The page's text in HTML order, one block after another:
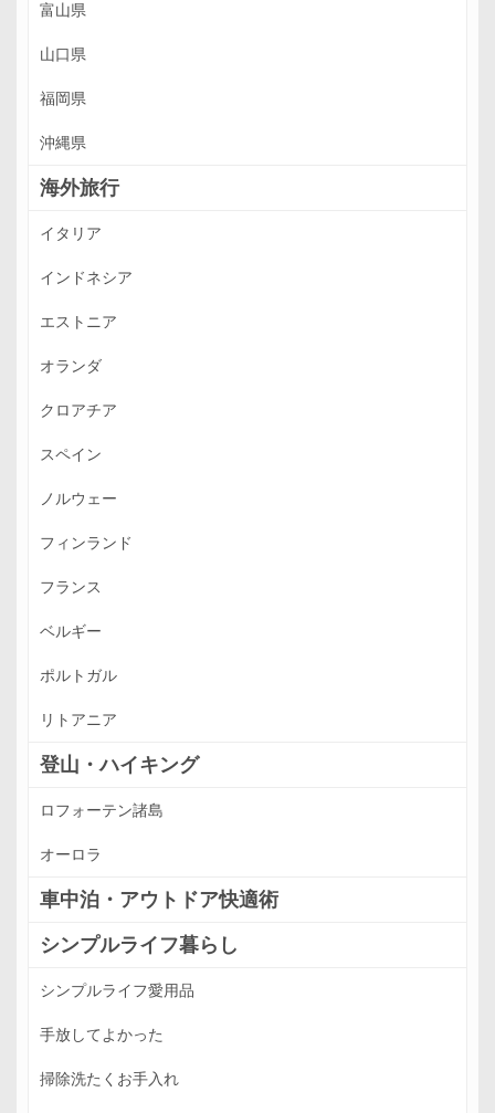
富山県
山口県
福岡県
沖縄県
海外旅行
イタリア
インドネシア
エストニア
オランダ
クロアチア
スペイン
ノルウェー
フィンランド
フランス
ベルギー
ポルトガル
リトアニア
登山・ハイキング
ロフォーテン諸島
オーロラ
車中泊・アウトドア快適術
シンプルライフ暮らし
シンプルライフ愛用品
手放してよかった
掃除洗たくお手入れ